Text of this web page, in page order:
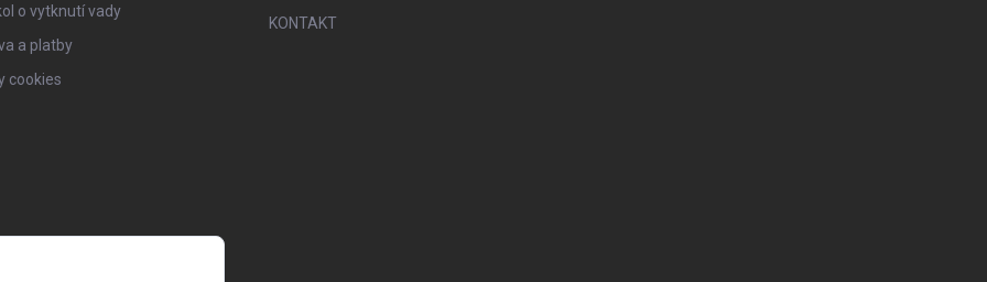
o vytknutí vady
a platby
cookies
KONTAKT